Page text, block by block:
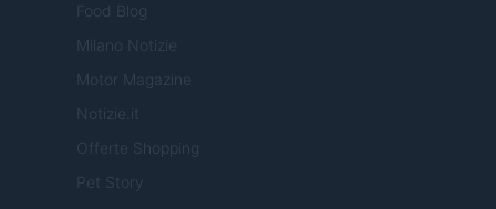
Food Blog
Milano Notizie
Motor Magazine
Notizie.it
Offerte Shopping
Pet Story